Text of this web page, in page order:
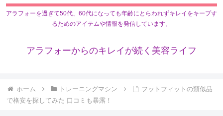
アラフォーを過ぎて50代、60代になっても年齢にとらわれずキレイをキープす
るためのアイテムや情報を発信しています。
アラフォーからのキレイが続く美容ライフ
ホーム トレーニングマシン
フットフィットの類似品
で格安を探してみた 口コミも暴露！